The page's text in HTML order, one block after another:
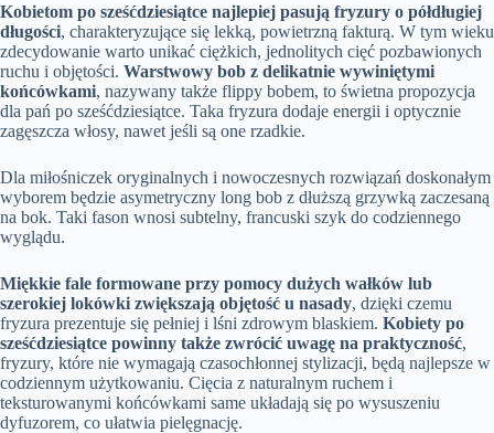
Kobietom po sześćdziesiątce najlepiej pasują fryzury o półdługiej
długości, charakteryzujące się lekką, powietrzną fakturą. W tym wieku
zdecydowanie warto unikać ciężkich, jednolitych cięć pozbawionych
ruchu i objętości. Warstwowy bob z delikatnie wywiniętymi
końcówkami, nazywany także flippy bobem, to świetna propozycja
dla pań po sześćdziesiątce. Taka fryzura dodaje energii i optycznie
zagęszcza włosy, nawet jeśli są one rzadkie.
Dla miłośniczek oryginalnych i nowoczesnych rozwiązań doskonałym
wyborem będzie asymetryczny long bob z dłuższą grzywką zaczesaną
na bok. Taki fason wnosi subtelny, francuski szyk do codziennego
wyglądu.
Miękkie fale formowane przy pomocy dużych wałków lub
szerokiej lokówki zwiększają objętość u nasady, dzięki czemu
fryzura prezentuje się pełniej i lśni zdrowym blaskiem. Kobiety po
sześćdziesiątce powinny także zwrócić uwagę na praktyczność,
fryzury, które nie wymagają czasochłonnej stylizacji, będą najlepsze w
codziennym użytkowaniu. Cięcia z naturalnym ruchem i
teksturowanymi końcówkami same układają się po wysuszeniu
dyfuzorem, co ułatwia pielęgnację.